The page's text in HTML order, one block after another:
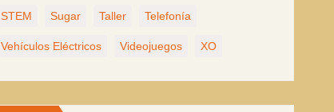
STEM Sugar Taller Telefonía
Vehículos Eléctricos Videojuegos XO